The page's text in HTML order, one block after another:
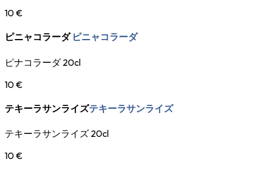
10 €
ピニャコラーダ ピニャコラーダ
ピナコラーダ 20cl
10 €
テキーラサンライズテキーラサンライズ
テキーラサンライズ 20cl
10 €